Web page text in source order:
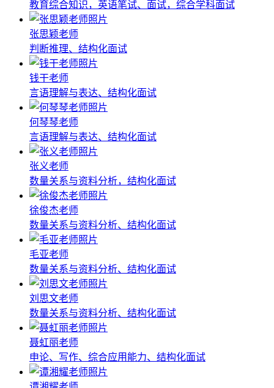
教育综合知识，英语笔试、面试，综合学科面试
张思颖老师
判断推理、结构化面试
钱干老师
言语理解与表达、结构化面试
何琴琴老师
言语理解与表达、结构化面试
张义老师
数量关系与资料分析，结构化面试
徐俊杰老师
数量关系与资料分析、结构化面试
毛亚老师
数量关系与资料分析、结构化面试
刘思文老师
数量关系与资料分析、结构化面试
聂虹丽老师
申论、写作、综合应用能力、结构化面试